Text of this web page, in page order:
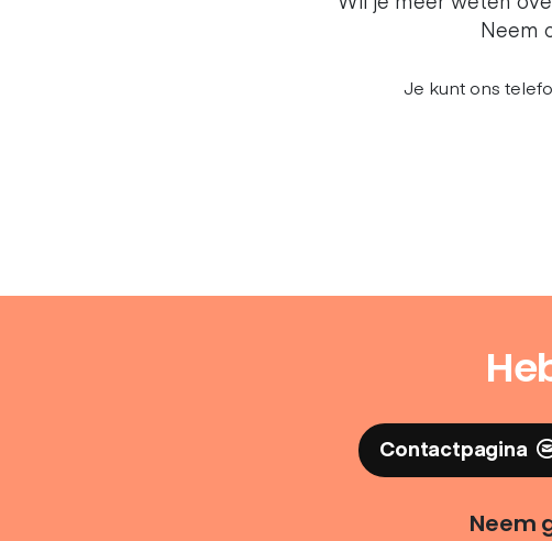
Neem
Je kunt ons
Contactpagina
Neem